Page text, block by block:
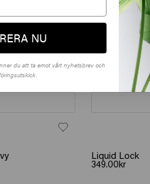
Color Brillianz
129.00kr
Liquid Lock
349.00kr
NU
du att ta emot vårt nyhetsbrev och